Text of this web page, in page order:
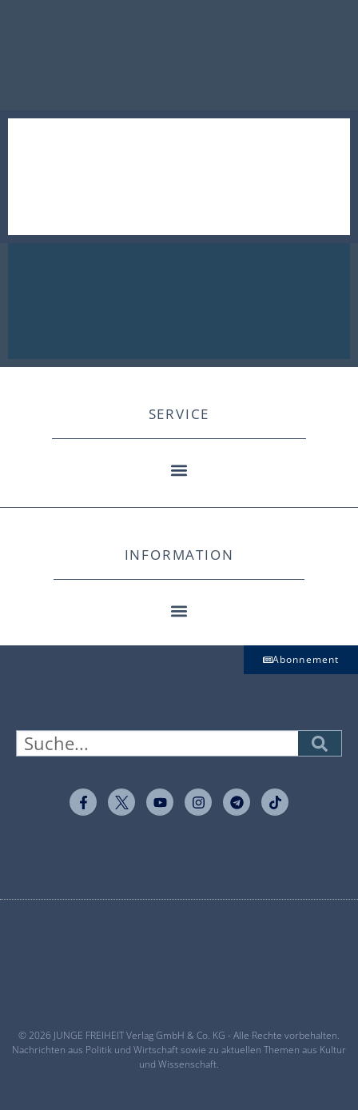
SERVICE
INFORMATION
Abonnement
© 2026 JUNGE FREIHEIT Verlag GmbH & Co. KG - Alle Rechte vorbehalten.
Nachrichten aus Politik und Wirtschaft sowie zu aktuellen Themen aus Kultur
und Wissenschaft.